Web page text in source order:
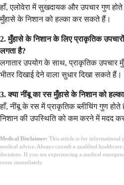
हाँ, एलोवेरा में सुखदायक और उपचार गुण
मुँहासे के निशान को हल्का कर सकते हैं।
2. मुँहासे के निशान के लिए प्राकृतिक
लगता है?
लगातार उपयोग के साथ, प्राकृतिक उपचार
भीतर दिखाई देने वाला सुधार दिखा सकते हैं।
3. क्या नींबू का रस मुँहासे के निशान को
हाँ, नींबू के रस में प्राकृतिक ब्लीचिंग गुण होते
निशान की उपस्थिति को कम करने में मदद
Medical Disclaimer: This article is for informational
medical advice. Always consult a qualified
decisions. If you are experiencing a medical
room immediately.